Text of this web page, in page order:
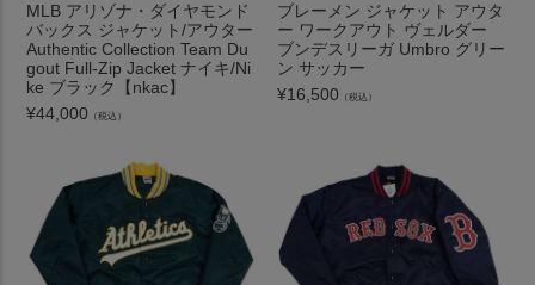
MLB アリゾナ・ダイヤモンド
バックス ジャケット/アウター
Authentic Collection Team Du
gout Full-Zip Jacket ナイキ/Ni
ke ブラック【nkac】
¥44,000 （税込）
ブレーメン ジャケット アウタ
ー ワークアウト ヴェルダー
ブンデスリーガ Umbro グリー
ン サッカー
¥16,500 （税込）